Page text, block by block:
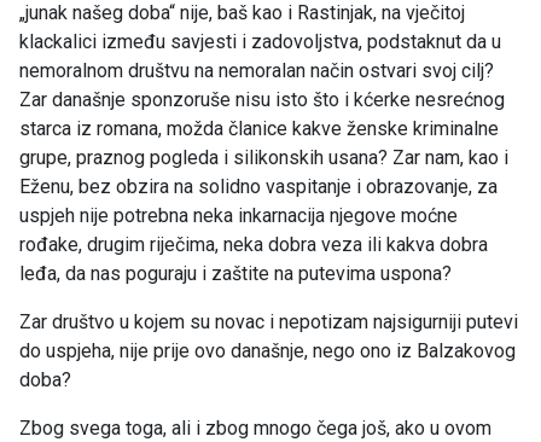
„junak našeg doba“ nije, baš kao i Rastinjak, na vječitoj
klackalici između savjesti i zadovoljstva, podstaknut da u
nemoralnom društvu na nemoralan način ostvari svoj cilj?
Zar današnje sponzoruše nisu isto što i kćerke nesrećnog
starca iz romana, možda članice kakve ženske kriminalne
grupe, praznog pogleda i silikonskih usana? Zar nam, kao i
Eženu, bez obzira na solidno vaspitanje i obrazovanje, za
uspjeh nije potrebna neka inkarnacija njegove moćne
rođake, drugim riječima, neka dobra veza ili kakva dobra
leđa, da nas poguraju i zaštite na putevima uspona?
Zar društvo u kojem su novac i nepotizam najsigurniji putevi
do uspjeha, nije prije ovo današnje, nego ono iz Balzakovog
doba?
Zbog svega toga, ali i zbog mnogo čega još, ako u ovom